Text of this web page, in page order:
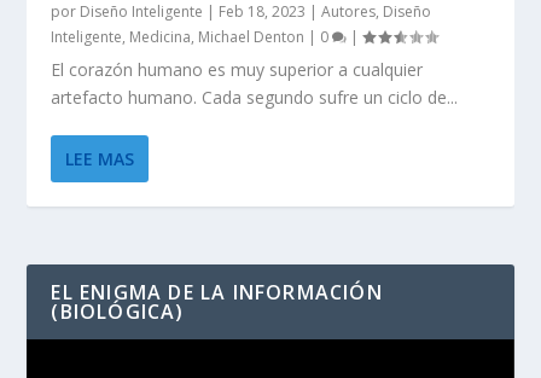
por Diseño Inteligente | Feb 18, 2023 |Autores, Diseño
Inteligente, Medicina, Michael Denton | 0 |
El corazón humano es muy superior a cualquier
artefacto humano. Cada segundo sufre un ciclo de...
LEE MAS
EL ENIGMA DE LA INFORMACIÓN
(BIOLÓGICA)